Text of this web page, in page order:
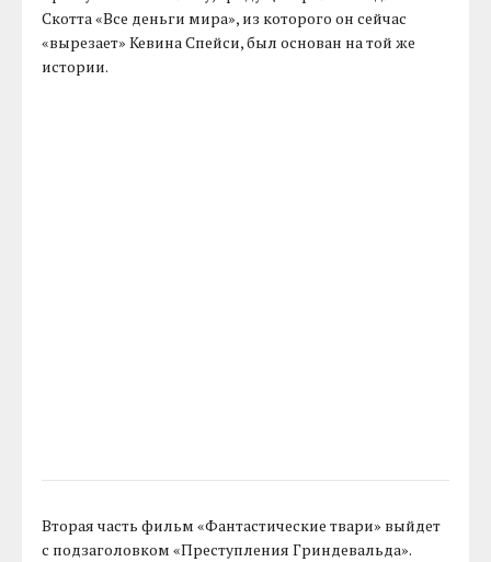
Скотта «Все деньги мира», из которого он сейчас
«вырезает» Кевина Спейси, был основан на той же
истории.
Вторая часть фильм «Фантастические твари» выйдет
с подзаголовком «Преступления Гриндевальда».